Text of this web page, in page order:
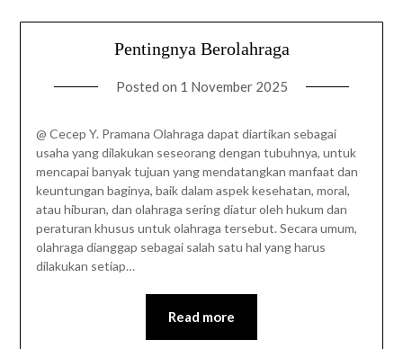
Pentingnya Berolahraga
Posted on 1 November 2025
@ Cecep Y. Pramana Olahraga dapat diartikan sebagai
usaha yang dilakukan seseorang dengan tubuhnya, untuk
mencapai banyak tujuan yang mendatangkan manfaat dan
keuntungan baginya, baik dalam aspek kesehatan, moral,
atau hiburan, dan olahraga sering diatur oleh hukum dan
peraturan khusus untuk olahraga tersebut. Secara umum,
olahraga dianggap sebagai salah satu hal yang harus
dilakukan setiap…
Read more